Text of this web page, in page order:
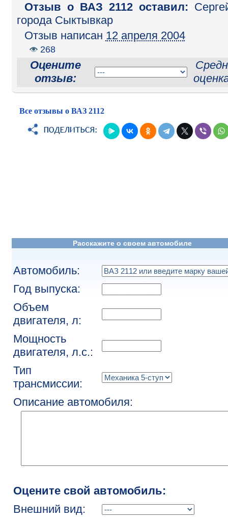
Отзыв o ВАЗ 2112 оставил:
города Сыктывкар
Отзыв написан 12 апреля 2004
268
Оцените
отзыв:
Все отзывы о ВАЗ 2112
Расскажите о своем автомобиле
Автомобиль:
Год выпуска:
Объем
двигателя, л:
Мощность
двигателя, л.с.:
Тип
трансмиссии:
Описание автомобиля:
Оцените свой автомобиль:
Внешний вид: